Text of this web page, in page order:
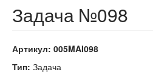
Задача №098
Артикул: 005MAI098
Тип: Задача